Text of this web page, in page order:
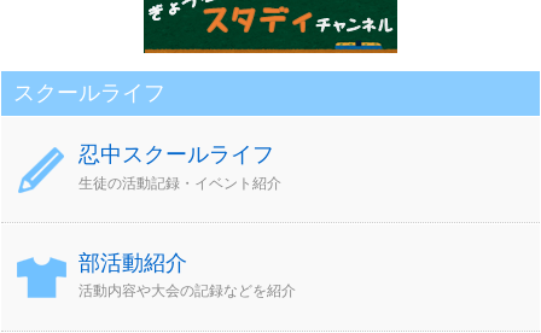
スクールライフ
忍中スクールライフ
生徒の活動記録・イベント紹介
部活動紹介
活動内容や大会の記録などを紹介